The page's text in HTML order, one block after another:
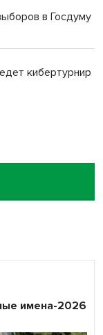
в Госдуму
кибертурнир
имена-2026